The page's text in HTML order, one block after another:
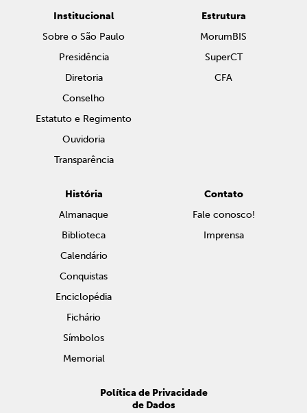
Institucional
Sobre o São Paulo
Presidência
Diretoria
Conselho
Estatuto e Regimento
Ouvidoria
Transparência
Estrutura
MorumBIS
SuperCT
CFA
História
Almanaque
Biblioteca
Calendário
Conquistas
Enciclopédia
Fichário
Símbolos
Memorial
Contato
Fale conosco!
Imprensa
Política de Privacidade
de Dados